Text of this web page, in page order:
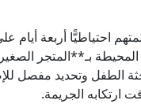
احتياطيًّا أربعة أيام
بـ**المتجر
الطفل وتحديد مفصل
ارتكابه الجريمة.